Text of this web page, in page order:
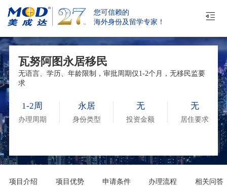
您可信赖的
海外身份及留学专家！
瓦努阿图永居移民
无语言、学历、年龄限制，审批周期仅1-2个月，无移民监要
求
1-2周
办理周期
永居
身份类型
无
投资金额
无
居住要求
项目介绍 项目优势 申请条件 办理流程 相关问答